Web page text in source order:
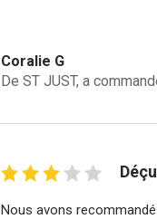
Coralie G
De ST JUST, a
Nous avons